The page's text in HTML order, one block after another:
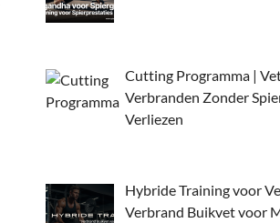
Cutting Programma |
Verbranden Zonder
Verliezen
Hybride Training voor
Verbrand Buikvet voor